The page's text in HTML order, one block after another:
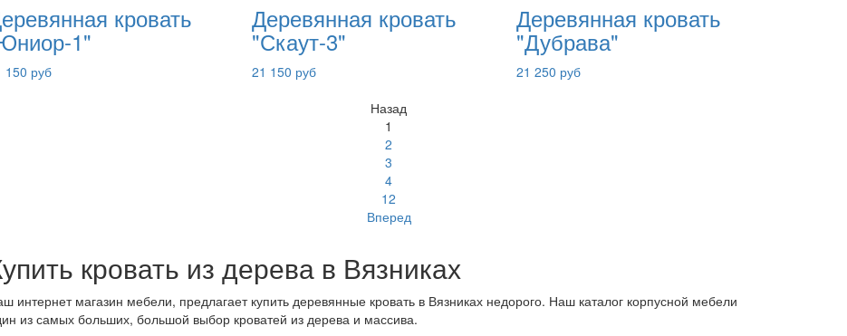
кровать
1"
150 руб
Деревянная кровать
"Скаут-3"
21 150 руб
Деревянная кровать
"Дубрава"
21 250 руб
Назад
1
2
3
4
12
Вперед
кровать из дерева в Вязниках
интернет магазин мебели, предлагает купить деревянные кровать в Вязниках недорого. Наш каталог корпусной мебели
из самых больших, большой выбор кроватей из дерева и массива.